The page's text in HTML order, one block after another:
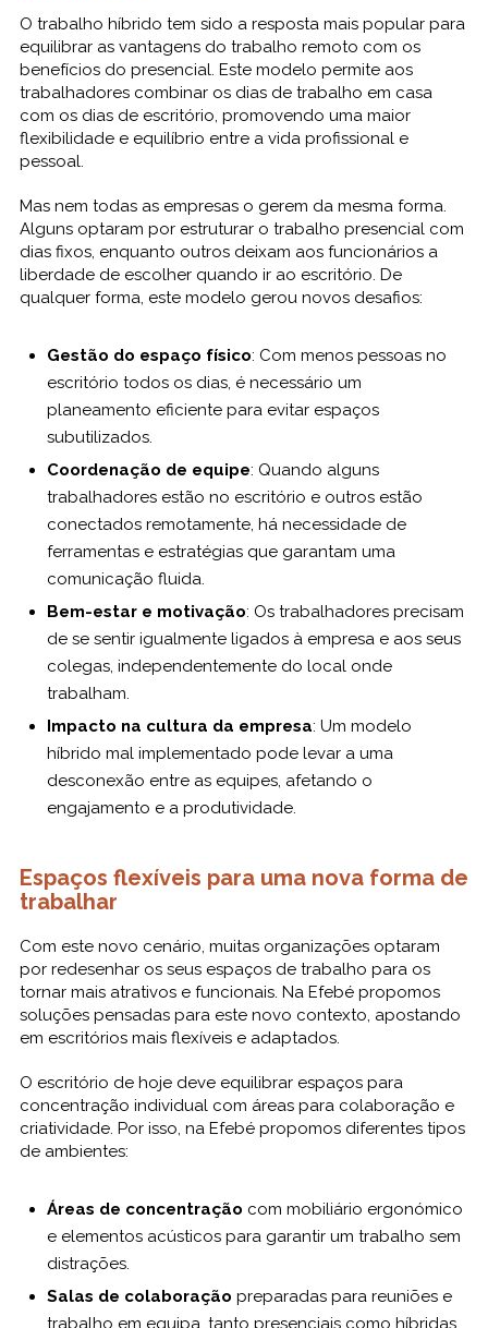
O trabalho híbrido tem sido a resposta mais popular para
equilibrar as vantagens do trabalho remoto com os
benefícios do presencial. Este modelo permite aos
trabalhadores combinar os dias de trabalho em casa
com os dias de escritório, promovendo uma maior
flexibilidade e equilíbrio entre a vida profissional e
pessoal.
Mas nem todas as empresas o gerem da mesma forma.
Alguns optaram por estruturar o trabalho presencial com
dias fixos, enquanto outros deixam aos funcionários a
liberdade de escolher quando ir ao escritório. De
qualquer forma, este modelo gerou novos desafios:
Gestão do espaço físico: Com menos pessoas no
escritório todos os dias, é necessário um
planeamento eficiente para evitar espaços
subutilizados.
Coordenação de equipe: Quando alguns
trabalhadores estão no escritório e outros estão
conectados remotamente, há necessidade de
ferramentas e estratégias que garantam uma
comunicação fluida.
Bem-estar e motivação: Os trabalhadores precisam
de se sentir igualmente ligados à empresa e aos seus
colegas, independentemente do local onde
trabalham.
Impacto na cultura da empresa: Um modelo
híbrido mal implementado pode levar a uma
desconexão entre as equipes, afetando o
engajamento e a produtividade.
Espaços flexíveis para uma nova forma de
trabalhar
Com este novo cenário, muitas organizações optaram
por redesenhar os seus espaços de trabalho para os
tornar mais atrativos e funcionais. Na Efebé propomos
soluções pensadas para este novo contexto, apostando
em escritórios mais flexíveis e adaptados.
O escritório de hoje deve equilibrar espaços para
concentração individual com áreas para colaboração e
criatividade. Por isso, na Efebé propomos diferentes tipos
de ambientes:
Áreas de concentração com mobiliário ergonómico
e elementos acústicos para garantir um trabalho sem
distrações.
Salas de colaboração preparadas para reuniões e
trabalho em equipa, tanto presenciais como híbridas.